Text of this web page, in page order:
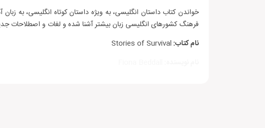
فرهنگ کشورهای انگلیسی زبان بیشتر آشنا شده و لغات و اصطلاحات
نام کتاب: Stories of Survival